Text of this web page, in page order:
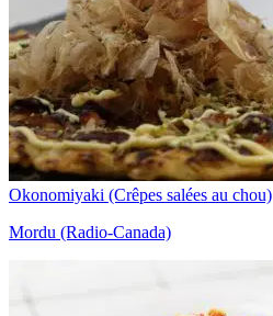
Okonomiyaki (Crêpes salées au chou)
Mordu (Radio-Canada)